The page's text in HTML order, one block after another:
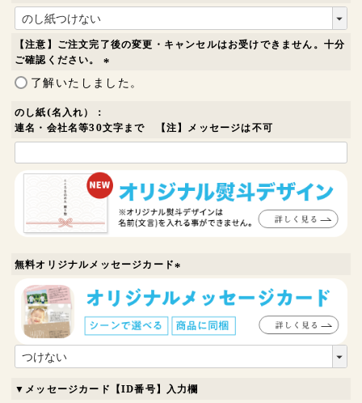
(
必
須
)
【注意】ご注文完了後の変更・キャンセルはお受けできません。十分
ご確認ください。
(
)
了解いたしました。
のし紙(名入れ）：
連名・会社名等30文字まで 【注】メッセージは不可
無料オリジナルメッセージカード
必
須
)
▼メッセージカード【ID番号】入力欄